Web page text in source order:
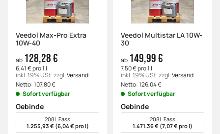
Veedol Max-Pro Extra
10W-40
ab 128,28 €
6,41 € pro 1 l
inkl. 19% USt.zzgl.Versand
Netto:107,80€
Sofort verfügbar
Gebinde
wählen 208L Fass
1.255,93 € (6,04 € pro l)
Veedol Multistar LA 10W-
30
ab 149,99 €
7,50 € pro 1 l
inkl. 19% USt.zzgl.Versand
Netto:126,04€
Sofort verfügbar
Gebinde
wählen 208L Fass
1.471,36 € (7,07 € pro l)